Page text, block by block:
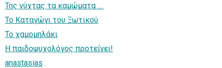
Της νύχτας τα καμώματα ....
Το Καταγώγι του Ξωτικού
Το χαμομηλάκι
Η παιδοψυχολόγος προτείνει!
anastasias